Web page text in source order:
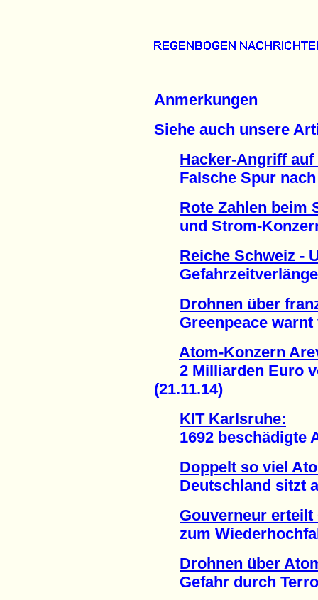
Anmerkungen
Siehe auch unsere
Hacker-Angriff
Falsche Spur nach
Rote Zahlen beim
und Strom-
Reiche Schweiz -
Drohnen über
Greenpeace warnt
Atom-Konzern
2 Milliarden Euro
(21.11.14)
KIT Karlsruhe:
1692 beschädigte
Doppelt so viel
Deutschland sitzt
Gouverneur erteilt
zum
Drohnen über
Gefahr durch